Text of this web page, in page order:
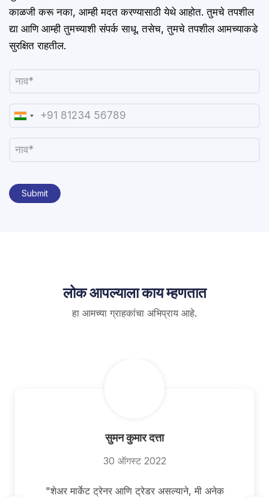
काळजी करू नका, आम्ही मदत करण्यासाठी येथे आहोत. तुमचे तपशील
द्या आणि आम्ही तुमच्याशी संपर्क साधू. तसेच, तुमचे तपशील आमच्याकडे
सुरक्षित राहतील.​
​​​​Submit
लोक आपल्याला काय म्हणतात
हा आमच्या ग्राहकांचा अभिप्राय आहे.
सुमन कुमार दत्ता
30 ऑगस्ट 2022
"शेअर मार्केट ट्रेनर आणि ट्रेडर असल्याने, मी अनेक